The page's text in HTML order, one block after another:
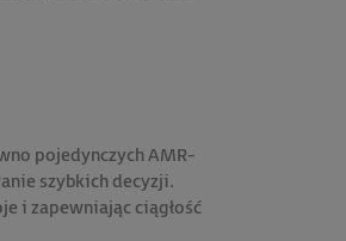
pojedynczych AMR-
szybkich decyzji.
i zapewniając ciągłość